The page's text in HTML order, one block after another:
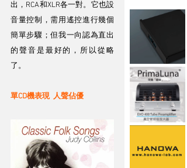
出，RCA和XLR各一對。它也設
音量控制，需用遙控進行幾個
簡單步驟；但我一向認為直出
的聲音是最好的，所以從略
了。
單CD機表現  人聲佔優